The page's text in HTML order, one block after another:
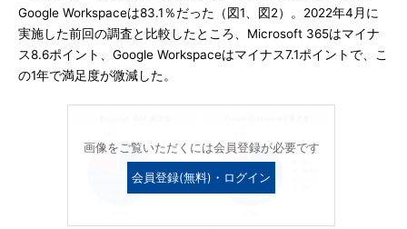
Google Workspaceは83.1％だった（図1、図2）。2022年4月に
実施した前回の調査と比較したところ、Microsoft 365はマイナ
ス8.6ポイント、Google Workspaceはマイナス7.1ポイントで、こ
の1年で満足度が微減した。
画像をご覧いただくには会員登録が必要です
会員登録(無料)・ログイン